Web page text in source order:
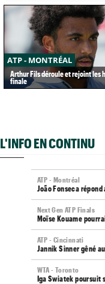
ATP - MONTRÉAL
Arthur Fils déroule et rejoint les
finale
L'INFO EN CONTINU
ATP - Montréal
João Fonseca
Next Gen ATP Finals
Moïse Kouame
ATP - Cincinnati
Jannik Sinner gêné
WTA - Toronto
Iga Swiatek poursuit